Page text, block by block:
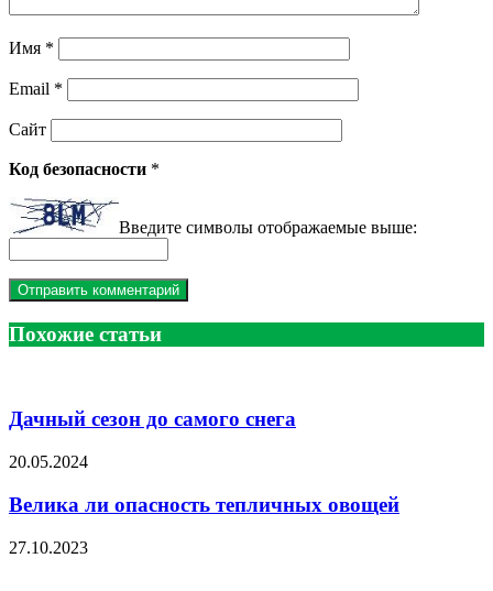
Имя *
Email *
Сайт
Код безопасности *
Введите символы отображаемые выше:
Похожие статьи
Дачный сезон до самого снега
20.05.2024
Велика ли опасность тепличных овощей
27.10.2023